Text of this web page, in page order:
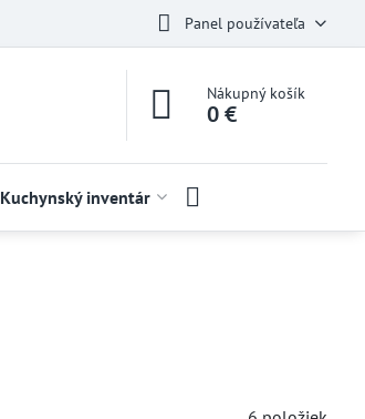
Panel používateľa
Nákupný košík
0 €
Kuchynský inventár